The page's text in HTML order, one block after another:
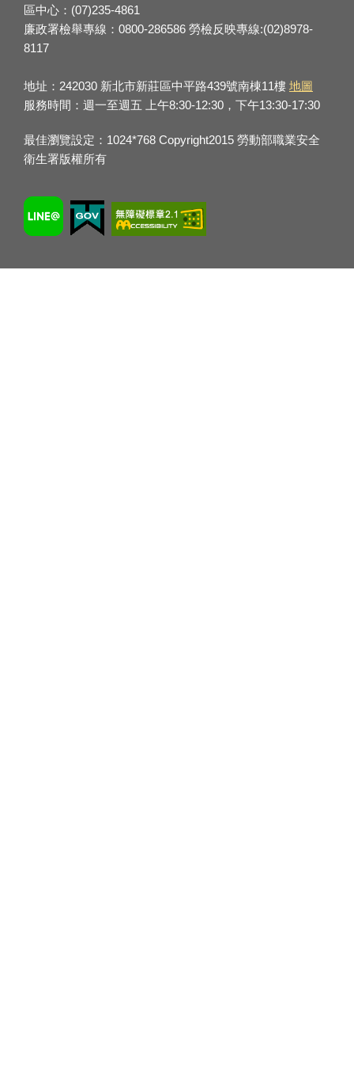
區中心：(07)235-4861
廉政署檢舉專線：0800-286586 勞檢反映專線:(02)8978-
8117
地址：242030 新北市新莊區中平路439號南棟11樓 地圖
服務時間：週一至週五 上午8:30-12:30，下午13:30-17:30
最佳瀏覽設定：1024*768 Copyright2015 勞動部職業安全
衛生署版權所有